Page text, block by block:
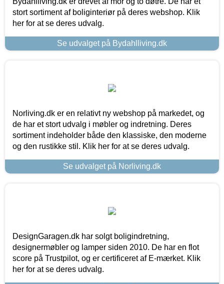
stort sortiment af boliginteriør på deres webshop. Klik
her for at se deres udvalg.
Se udvalget på Bydahlliving.dk
Norliving.dk er en relativt ny webshop på markedet, og
de har et stort udvalg i møbler og indretning. Deres
sortiment indeholder både den klassiske, den moderne
og den rustikke stil. Klik her for at se deres udvalg.
Se udvalget på Norliving.dk
DesignGaragen.dk har solgt boligindretning,
designermøbler og lamper siden 2010. De har en flot
score på Trustpilot, og er certificeret af E-mærket. Klik
her for at se deres udvalg.